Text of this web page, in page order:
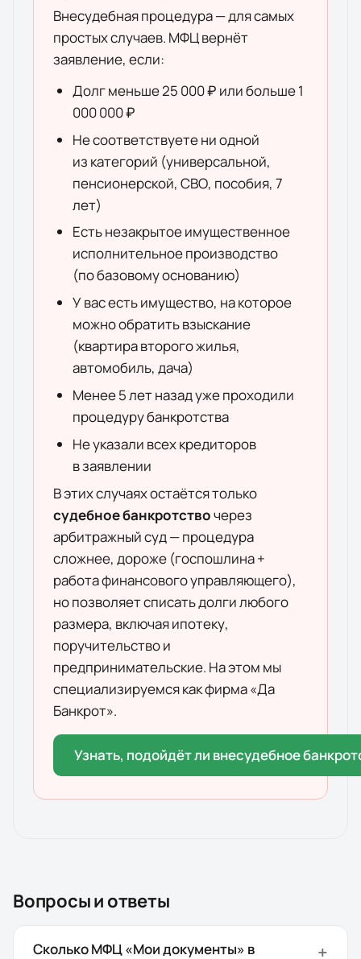
Внесудебная процедура — для самых
простых случаев. МФЦ вернёт
заявление, если:
Долг меньше 25 000 ₽ или больше 1
000 000 ₽
Не соответствуете ни одной
из категорий (универсальной,
пенсионерской, СВО, пособия, 7
лет)
Есть незакрытое имущественное
исполнительное производство
(по базовому основанию)
У вас есть имущество, на которое
можно обратить взыскание
(квартира второго жилья,
автомобиль, дача)
Менее 5 лет назад уже проходили
процедуру банкротства
Не указали всех кредиторов
в заявлении
В этих случаях остаётся только
судебное банкротствочерез
арбитражный суд —процедура
сложнее, дороже (госпошлина +
работа финансового управляющего),
но позволяет списать долгилюбого
размера, включая ипотеку,
поручительство и
предпринимательские. На этом мы
специализируемся как фирма «Да
Банкрот».
Узнать, подойдёт ли внесудебное
Вопросы и ответы
Сколько МФЦ «Мои документы» в